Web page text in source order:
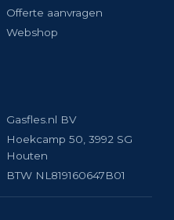
Offerte aanvragen
Webshop
Gasfles.nl BV
Hoekcamp 50, 3992 SG
Houten
BTW NL819160647B01